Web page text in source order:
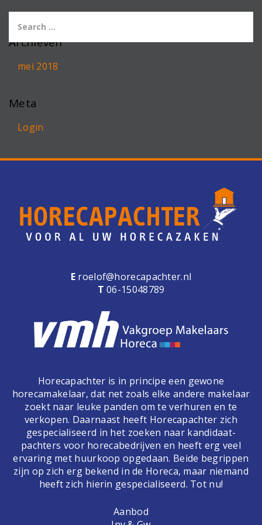
Archieven
mei 2018
Meta
Login
E roelof@horecapachter.nl
T 06-15048789
Horecapachter is in principe een gewone
horecamakelaar, dat net zoals elke andere makelaar
zoekt naar leuke panden om te verhuren en te
verkopen. Daarnaast heeft Horecapachter zich
gespecialiseerd in het zoeken naar kandidaat-
pachters voor horecabedrijven en heeft erg veel
ervaring met huurkoop opgedaan. Beide begrippen
zijn op zich erg bekend in de Horeca, maar niemand
heeft zich hierin gespecialiseerd. Tot nu!
Aanbod